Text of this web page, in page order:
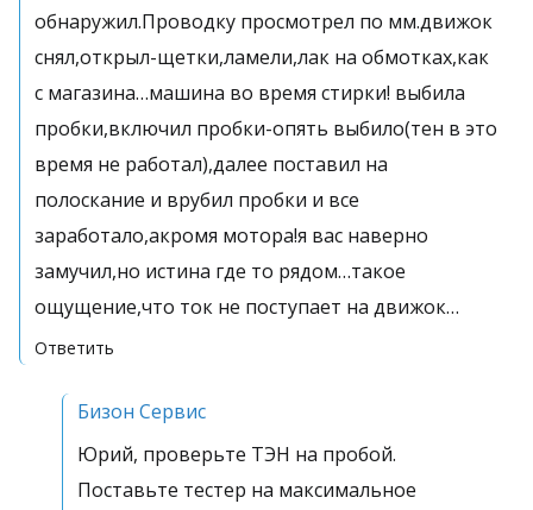
обнаружил.Проводку просмотрел по мм.движок
снял,открыл-щетки,ламели,лак на обмотках,как
с магазина…машина во время стирки! выбила
пробки,включил пробки-опять выбило(тен в это
время не работал),далее поставил на
полоскание и врубил пробки и все
заработало,акромя мотора!я вас наверно
замучил,но истина где то рядом…такое
ощущение,что ток не поступает на движок…
Ответить
Бизон Сервис
Юрий, проверьте ТЭН на пробой.
Поставьте тестер на максимальное